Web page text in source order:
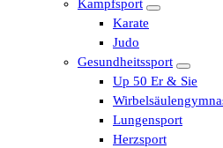
Kampfsport
Karate
Judo
Gesundheitssport
Up 50 Er & Sie
Lungensport
Herzsport